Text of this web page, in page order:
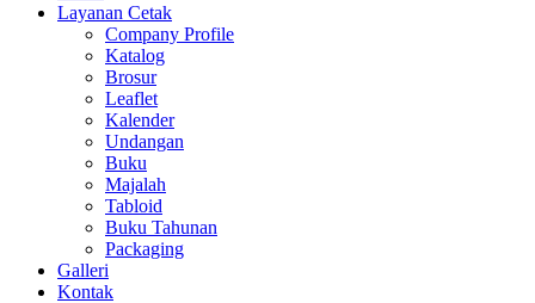
Layanan Cetak
Company Profile
Katalog
Brosur
Leaflet
Kalender
Undangan
Buku
Majalah
Tabloid
Buku Tahunan
Packaging
Galleri
Kontak